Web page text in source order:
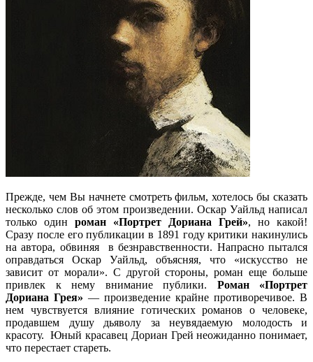
Прежде, чем Вы начнете смотреть фильм, хотелось бы сказать
несколько слов об этом произведении. Оскар Уайльд написал
только один роман «Портрет Дориана Грей», но какой!
Сразу после его публикации в 1891 году критики накинулись
на автора, обвиняя в безнравственности. Напрасно пытался
оправдаться Оскар Уайльд, объясняя, что «искусство не
зависит от морали». С другой стороны, роман еще больше
привлек к нему внимание публики. Роман «Портрет
Дориана Грея» — произведение крайне противоречивое. В
нем чувствуется влияние готических романов о человеке,
продавшем душу дьяволу за неувядаемую молодость и
красоту. Юный красавец Дориан Грей неожиданно понимает,
что перестает стареть.